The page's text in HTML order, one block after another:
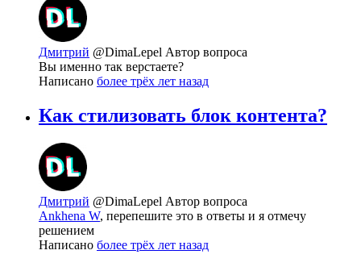
Дмитрий @DimaLepel Автор вопроса
Вы именно так верстаете?
Написано более трёх лет назад
Как стилизовать блок контента?
Дмитрий @DimaLepel Автор вопроса
Ankhena W, перепешите это в ответы и я отмечу
решением
Написано более трёх лет назад